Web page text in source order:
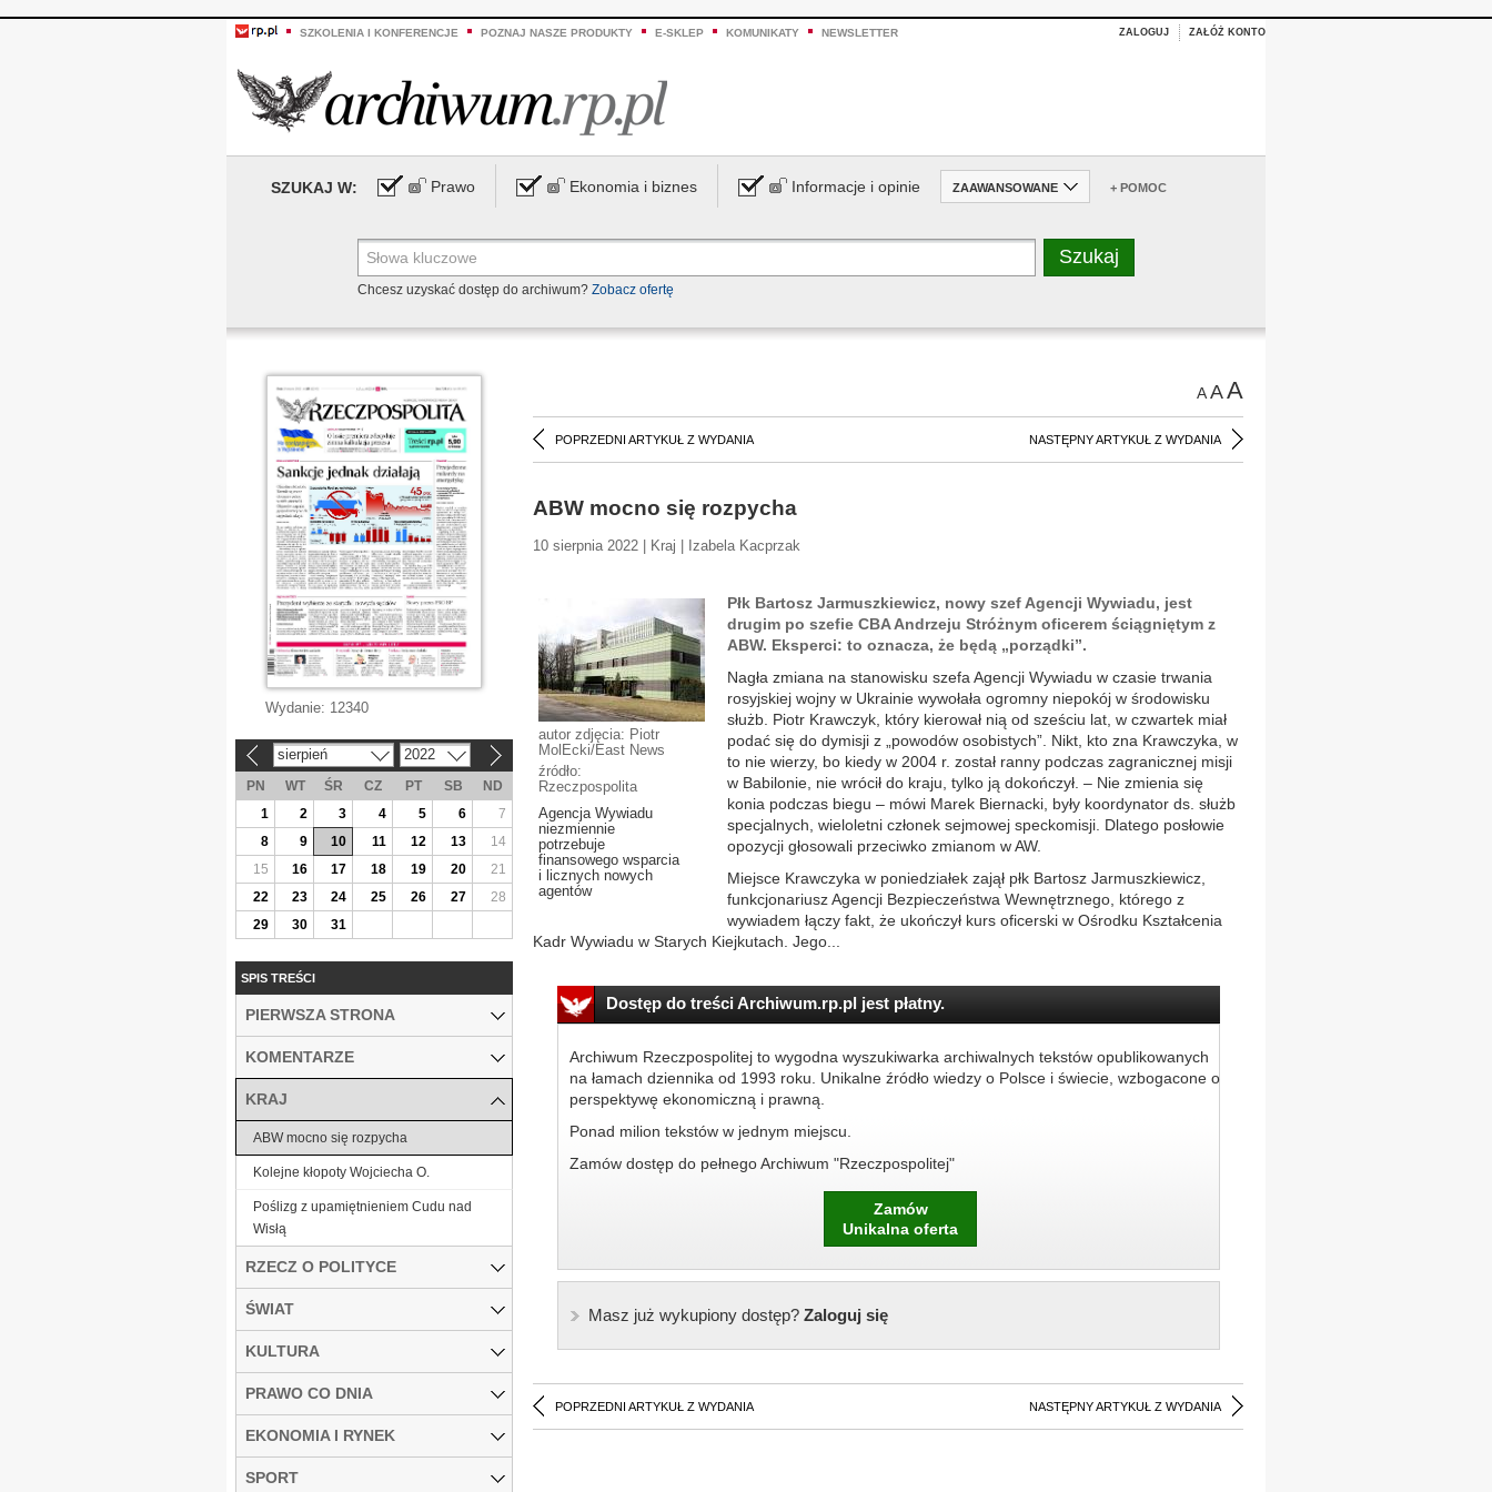
SZKOLENIA I KONFERENCJE POZNAJ NASZE PRODUKTY E-SKLEP KOMUNIKATY NEWSLETTER ZALOGUJ ZAŁÓŻ KONTO
SZUKAJ W: Prawo Ekonomia i biznes Informacje i opinie ZAAWANSOWANE + POMOC
Chcesz uzyskać dostęp do archiwum? Zobacz ofertę
AAA
POPRZEDNI ARTYKUŁ Z WYDANIA NASTĘPNY ARTYKUŁ Z WYDANIA
ABW mocno się rozpycha
10 sierpnia 2022 | Kraj | Izabela Kacprzak
autor zdjęcia: Piotr
MolEcki/East News
źródło:
Rzeczpospolita
Agencja Wywiadu
niezmiennie
potrzebuje
finansowego wsparcia
i licznych nowych
agentów
Płk Bartosz Jarmuszkiewicz, nowy szef Agencji Wywiadu, jest
drugim po szefie CBA Andrzeju Stróżnym oficerem ściągniętym z
ABW. Eksperci: to oznacza, że będą „porządki”.
Nagła zmiana na stanowisku szefa Agencji Wywiadu w czasie trwania
rosyjskiej wojny w Ukrainie wywołała ogromny niepokój w środowisku
służb. Piotr Krawczyk, który kierował nią od sześciu lat, w czwartek miał
podać się do dymisji z „powodów osobistych”. Nikt, kto zna Krawczyka, w
to nie wierzy, bo kiedy w 2004 r. został ranny podczas zagranicznej misji
w Babilonie, nie wrócił do kraju, tylko ją dokończył. – Nie zmienia się
konia podczas biegu – mówi Marek Biernacki, były koordynator ds. służb
specjalnych, wieloletni członek sejmowej speckomisji. Dlatego posłowie
opozycji głosowali przeciwko zmianom w AW.
Miejsce Krawczyka w poniedziałek zajął płk Bartosz Jarmuszkiewicz,
funkcjonariusz Agencji Bezpieczeństwa Wewnętrznego, którego z
wywiadem łączy fakt, że ukończył kurs oficerski w Ośrodku Kształcenia
Kadr Wywiadu w Starych Kiejkutach. Jego...
Dostęp do treści Archiwum.rp.pl jest płatny.
Archiwum Rzeczpospolitej to wygodna wyszukiwarka archiwalnych tekstów opublikowanych
na łamach dziennika od 1993 roku. Unikalne źródło wiedzy o Polsce i świecie, wzbogacone o
perspektywę ekonomiczną i prawną.
Ponad milion tekstów w jednym miejscu.
Zamów dostęp do pełnego Archiwum "Rzeczpospolitej"
Zamów
Unikalna oferta
Masz już wykupiony dostęp?Zaloguj się
POPRZEDNI ARTYKUŁ Z WYDANIA NASTĘPNY ARTYKUŁ Z WYDANIA
Wydanie: 12340
sierpień 2022
PN WT ŚR CZ PT SB
ND
1
2 3 4 5 6
7
8
9 10 11 12 13
14
15
16 17 18 19 20
21
22
23 24 25 26 27
28
29
30 31
SPIS TREŚCI
PIERWSZA STRONA
KOMENTARZE
KRAJ
ABW mocno się rozpycha
Kolejne kłopoty Wojciecha O.
Poślizg z upamiętnieniem Cudu nad
Wisłą
RZECZ O POLITYCE
ŚWIAT
KULTURA
PRAWO CO DNIA
EKONOMIA I RYNEK
SPORT